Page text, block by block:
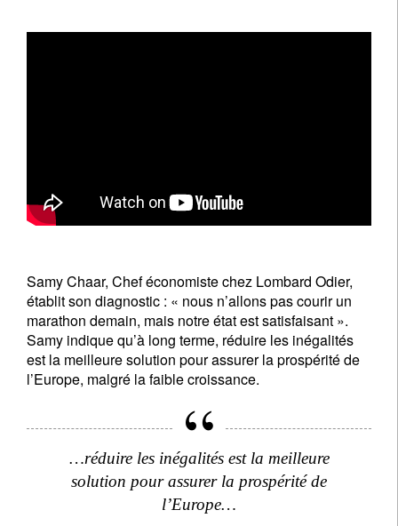
Samy Chaar, Chef économiste chez Lombard Odier,
établit son diagnostic : « nous n’allons pas courir un
marathon demain, mais notre état est satisfaisant ».
Samy indique qu’à long terme, réduire les inégalités
est la meilleure solution pour assurer la prospérité de
l’Europe, malgré la faible croissance.
…réduire les inégalités est la meilleure
solution pour assurer la prospérité de
l’Europe…